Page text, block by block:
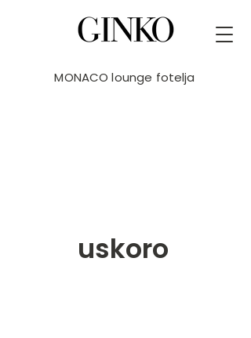
MONACO lounge fotelja
uskoro